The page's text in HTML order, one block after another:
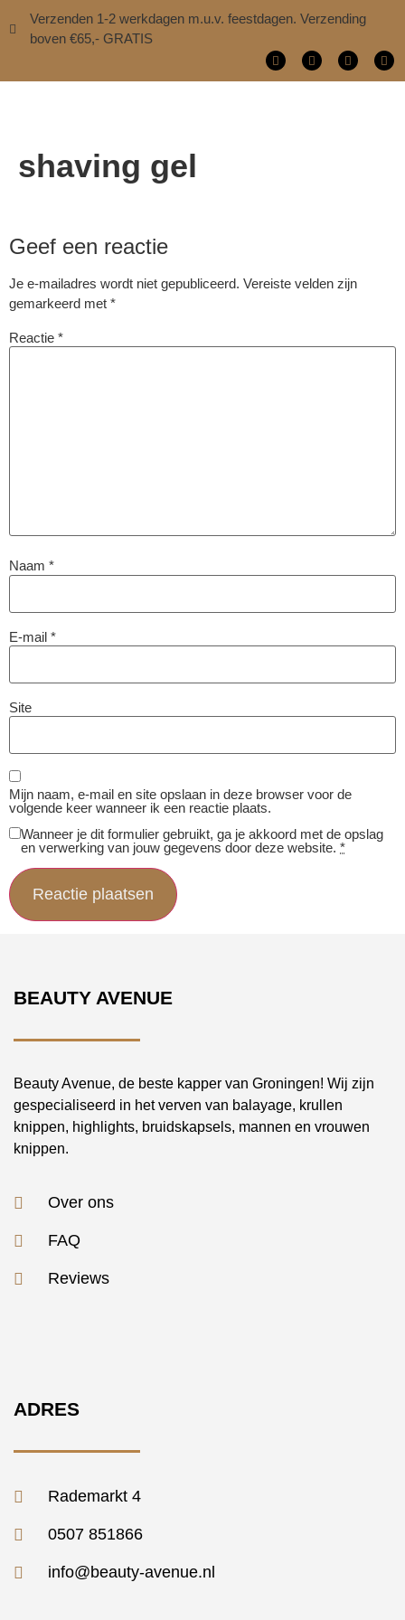
Verzenden 1-2 werkdagen m.u.v. feestdagen. Verzending
boven €65,- GRATIS
shaving gel
Geef een reactie
Je e-mailadres wordt niet gepubliceerd. Vereiste velden zijn
gemarkeerd met *
Reactie *
Naam *
E-mail *
Site
Mijn naam, e-mail en site opslaan in deze browser voor de
volgende keer wanneer ik een reactie plaats.
Wanneer je dit formulier gebruikt, ga je akkoord met de opslag
en verwerking van jouw gegevens door deze website. *
BEAUTY AVENUE
Beauty Avenue, de beste kapper van Groningen! Wij zijn
gespecialiseerd in het verven van balayage, krullen
knippen, highlights, bruidskapsels, mannen en vrouwen
knippen.
Over ons
FAQ
Reviews
ADRES
Rademarkt 4
0507 851866
info@beauty-avenue.nl